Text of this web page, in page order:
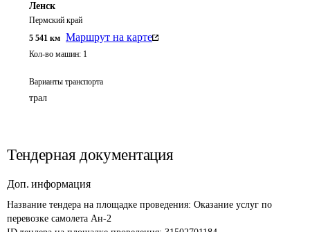
Ленск
Пермский край
5 541 км Маршрут на карте
Кол-во машин: 1
Варианты транспорта
трал
Тендерная документация
Доп. информация
Название тендера на площадке проведения: Оказание услуг по
перевозке самолета Ан-2